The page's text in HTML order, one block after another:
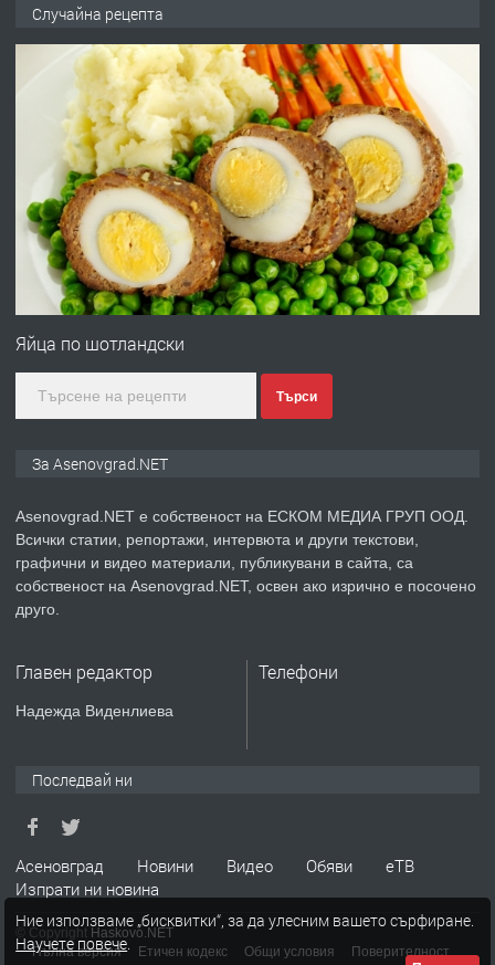
преди 10 месеца
ПРЕДЛАГА
Професионална броячна машина -
със сертификат от ЕЦБ
преди 1 година
ПРЕДЛАГА
Професионална зеленчукорезачка
преди 2 години
ПРЕДЛАГА
Давам индивидуалани уроци по
ремонт на покриви
ПРЕДЛАГА
Висококачествени Целофанови
Пликове - СКОРПИОПЛАСТ
Случайна рецепта
Яйца по шотландски
Търси
За Asenovgrad.NET
Asenovgrad.NET е собственост на ЕСКОМ МЕДИА ГРУП ООД.
Всички статии, репортажи, интервюта и други текстови,
графични и видео материали, публикувани в сайта, са
собственост на Asenovgrad.NET, освен ако изрично е посочено
друго.
Главен редактор
Надежда Виденлиева
Телефони
Последвай ни
Асеновград Новини Видео Обяви
еТВ
Изпрати ни новина
© Copyright Haskovo.NET
Пълна версия
Етичен кодекс Общи условия
Поверителност
Ние използваме „бисквитки“, за да улесним вашето сърфиране.
Научете повече.